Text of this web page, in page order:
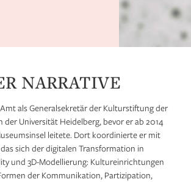
NARRATIVE
als Generalsekretär der Kulturstiftung der
Universität Heidelberg, bevor er ab 2014
leitete. Dort koordinierte er mit
sich der digitalen Transformation in
und 3D-Modellierung: Kultureinrichtungen
der Kommunikation, Partizipation,